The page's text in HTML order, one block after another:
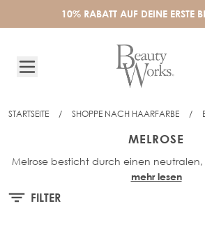
10% RABATT AUF DEINE ERSTE
STARTSEITE / SHOPPE NACH HAARFARBE /
MELROSE
Melrose besticht durch einen
der sanft in ein mehrdimensionales,
mehr lesen
FILTER